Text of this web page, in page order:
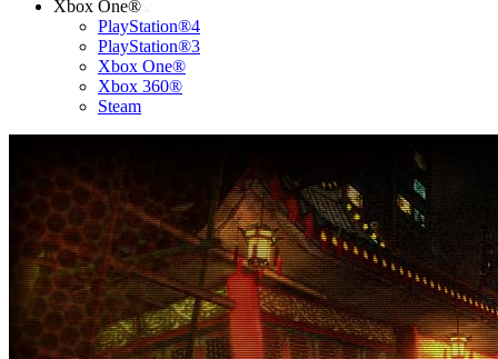
Xbox One®
PlayStation®4
PlayStation®3
Xbox One®
Xbox 360®
Steam